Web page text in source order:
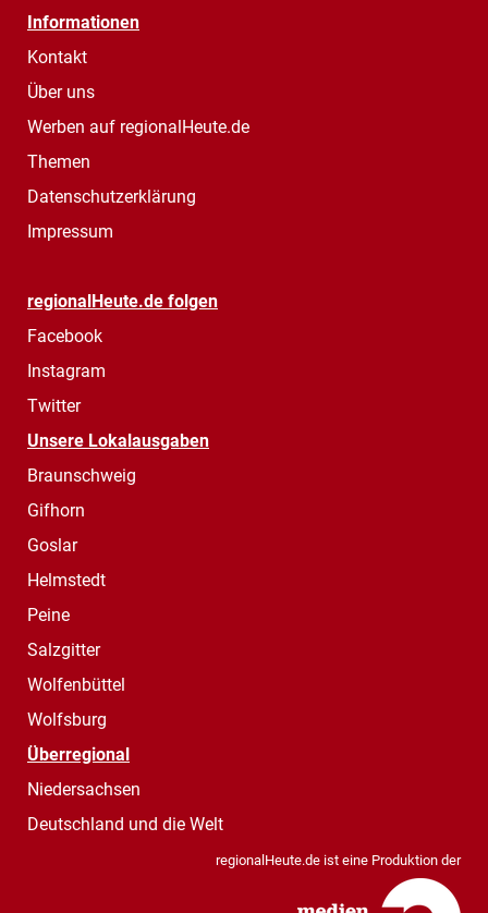
Informationen
Kontakt
Über uns
Werben auf regionalHeute.de
Themen
Datenschutzerklärung
Impressum
regionalHeute.de folgen
Facebook
Instagram
Twitter
Unsere Lokalausgaben
Braunschweig
Gifhorn
Goslar
Helmstedt
Peine
Salzgitter
Wolfenbüttel
Wolfsburg
Überregional
Niedersachsen
Deutschland und die Welt
regionalHeute.de ist eine Produktion der